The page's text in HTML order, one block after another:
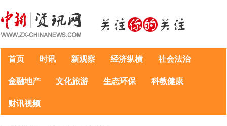
首页 时讯 新观察 经济纵横 社会法治
金融地产 文化旅游 生态环保 科教健康
财讯视频